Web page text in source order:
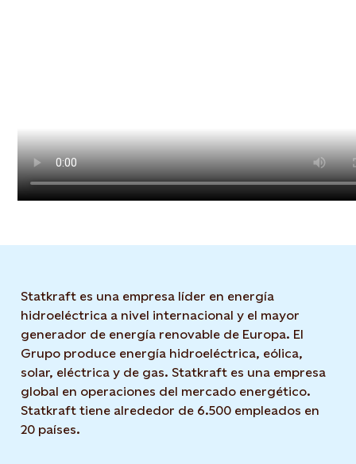
Statkraft es una empresa líder en energía
hidroeléctrica a nivel internacional y el mayor
generador de energía renovable de Europa. El
Grupo produce energía hidroeléctrica, eólica,
solar, eléctrica y de gas. Statkraft es una empresa
global en operaciones del mercado energético.
Statkraft tiene alrededor de 6.500 empleados en
20 países.